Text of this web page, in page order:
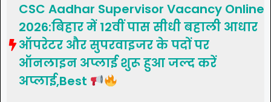
CSC Aadhar Supervisor Vacancy Online
2026:बिहार में 12वीं पास सीधी बहाली आधार
ऑपरेटर और सुपरवाइजर के पदों पर
ऑनलाइन अप्लाई शुरू हुआ जल्द करें
अप्लाई,Best